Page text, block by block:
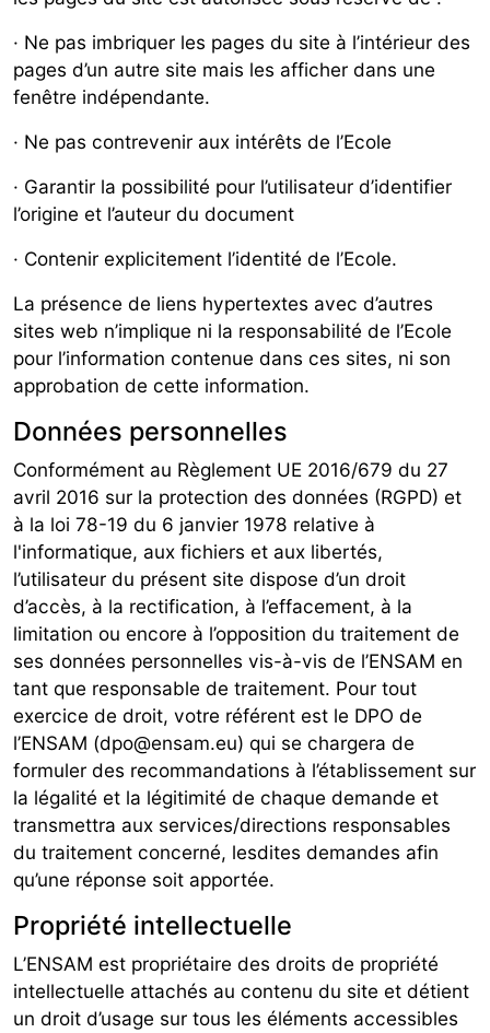
· Ne pas imbriquer les pages du site à l’intérieur des
pages d’un autre site mais les afficher dans une
fenêtre indépendante.
· Ne pas contrevenir aux intérêts de l’Ecole
· Garantir la possibilité pour l’utilisateur d’identifier
l’origine et l’auteur du document
· Contenir explicitement l’identité de l’Ecole.
La présence de liens hypertextes avec d’autres
sites web n’implique ni la responsabilité de l’Ecole
pour l’information contenue dans ces sites, ni son
approbation de cette information.
Données personnelles
Conformément au Règlement UE 2016/679 du 27
avril 2016 sur la protection des données (RGPD) et
à la loi 78-19 du 6 janvier 1978 relative à
l'informatique, aux fichiers et aux libertés,
l’utilisateur du présent site dispose d’un droit
d’accès, à la rectification, à l’effacement, à la
limitation ou encore à l’opposition du traitement de
ses données personnelles vis-à-vis de l’ENSAM en
tant que responsable de traitement. Pour tout
exercice de droit, votre référent est le DPO de
l’ENSAM (dpo@ensam.eu) qui se chargera de
formuler des recommandations à l’établissement sur
la légalité et la légitimité de chaque demande et
transmettra aux services/directions responsables
du traitement concerné, lesdites demandes afin
qu’une réponse soit apportée.
Propriété intellectuelle
L’ENSAM est propriétaire des droits de propriété
intellectuelle attachés au contenu du site et détient
un droit d’usage sur tous les éléments accessibles